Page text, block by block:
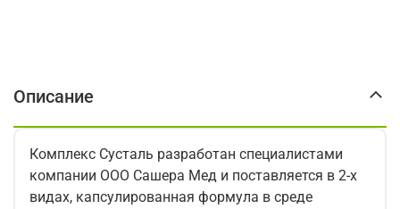
Описание
Комплекс Сусталь разработан специалистами
компании ООО Сашера Мед и поставляется в 2-х
видах, капсулированная формула в среде